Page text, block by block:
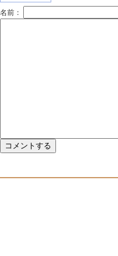
名前：